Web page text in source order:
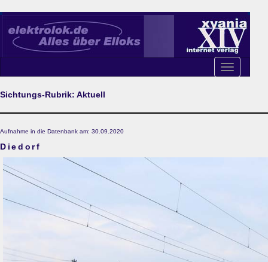
Toggle
navigation
Sichtungs-Rubrik: Aktuell
Aufnahme in die Datenbank am: 30.09.2020
Diedorf